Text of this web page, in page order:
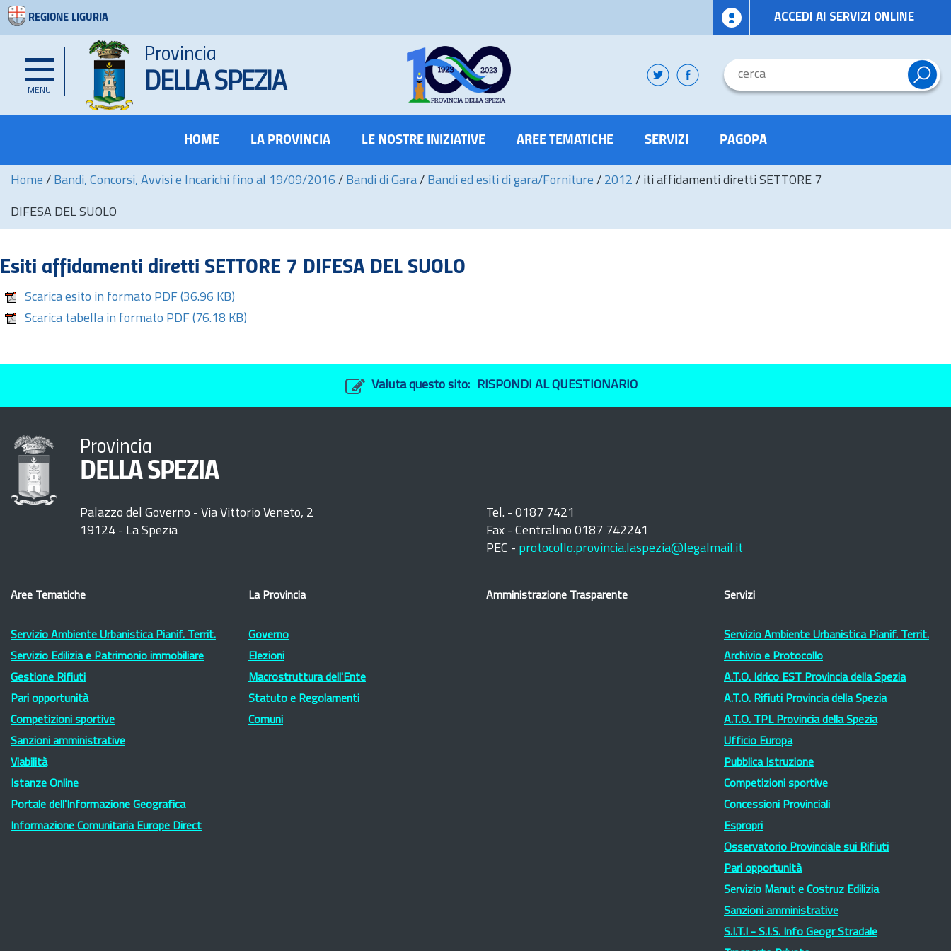
REGIONE LIGURIA ACCEDI AI SERVIZI ONLINE
MENU
Provincia
DELLA SPEZIA
HOME LA PROVINCIA LE NOSTRE INIZIATIVE AREE TEMATICHE SERVIZI PAGOPA
Home / Bandi, Concorsi, Avvisi e Incarichi fino al 19/09/2016 / Bandi di Gara / Bandi ed esiti di gara/Forniture / 2012 / iti affidamenti diretti SETTORE 7
DIFESA DEL SUOLO
Esiti affidamenti diretti SETTORE 7 DIFESA DEL SUOLO
Scarica esito in formato PDF (36.96 KB)
Scarica tabella in formato PDF (76.18 KB)
Valuta questo sito: RISPONDI AL QUESTIONARIO
Provincia
DELLA SPEZIA
Palazzo del Governo - Via Vittorio Veneto, 2
19124 - La Spezia
Tel. - 0187 7421
Fax - Centralino 0187 742241
PEC - protocollo.provincia.laspezia@legalmail.it
Aree Tematiche
Servizio Ambiente Urbanistica Pianif. Territ.
Servizio Edilizia e Patrimonio immobiliare
Gestione Rifiuti
Pari opportunità
Competizioni sportive
Sanzioni amministrative
Viabilità
Istanze Online
Portale dell'Informazione Geografica
Informazione Comunitaria Europe Direct
La Provincia
Governo
Elezioni
Macrostruttura dell'Ente
Statuto e Regolamenti
Comuni
Amministrazione Trasparente Servizi
Servizio Ambiente Urbanistica Pianif. Territ.
Archivio e Protocollo
A.T.O. Idrico EST Provincia della Spezia
A.T.O. Rifiuti Provincia della Spezia
A.T.O. TPL Provincia della Spezia
Ufficio Europa
Pubblica Istruzione
Competizioni sportive
Concessioni Provinciali
Espropri
Osservatorio Provinciale sui Rifiuti
Pari opportunità
Servizio Manut e Costruz Edilizia
Sanzioni amministrative
S.I.T.I - S.I.S. Info Geogr Stradale